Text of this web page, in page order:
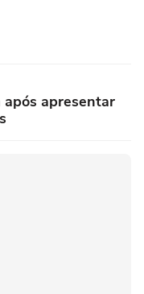
apresentar